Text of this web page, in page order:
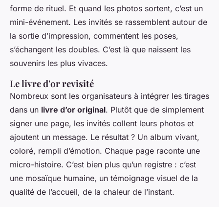
forme de rituel. Et quand les photos sortent, c’est un
mini-événement. Les invités se rassemblent autour de
la sortie d’impression, commentent les poses,
s’échangent les doubles. C’est là que naissent les
souvenirs les plus vivaces.
Le livre d'or revisité
Nombreux sont les organisateurs à intégrer les tirages
dans un livre d’or original. Plutôt que de simplement
signer une page, les invités collent leurs photos et
ajoutent un message. Le résultat ? Un album vivant,
coloré, rempli d’émotion. Chaque page raconte une
micro-histoire. C’est bien plus qu’un registre : c’est
une mosaïque humaine, un témoignage visuel de la
qualité de l’accueil, de la chaleur de l’instant.